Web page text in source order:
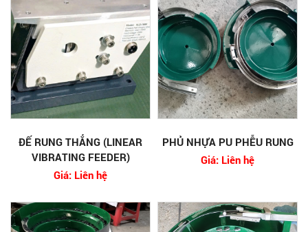
ĐẾ RUNG THẲNG (LINEAR
VIBRATING FEEDER)
Giá: Liên hệ
PHỦ NHỰA PU PHỄU RUNG
Giá: Liên hệ